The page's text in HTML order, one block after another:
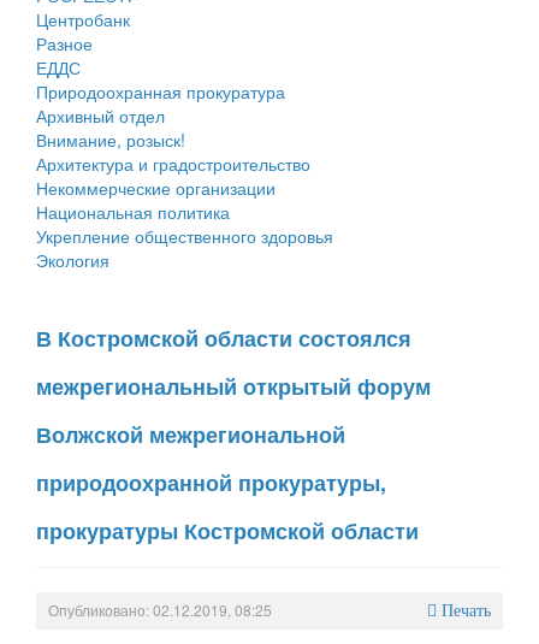
Городское поселение
Сельские поселения
Центробанк
Разное
ЕДДС
Природоохранная прокуратура
Архивный отдел
Внимание, розыск!
Архитектура и градостроительство
Некоммерческие организации
Национальная политика
Укрепление общественного здоровья
Экология
В Костромской области состоялся
межрегиональный открытый форум
Волжской межрегиональной
природоохранной прокуратуры,
прокуратуры Костромской области
Опубликовано: 02.12.2019, 08:25 Печать